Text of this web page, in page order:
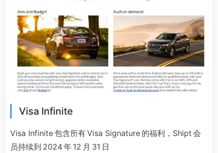
Visa Infinite
Visa Infinite 包含所有 Visa Signature 的福利，Shipt 会
员持续到 2024 年 12 月 31 日